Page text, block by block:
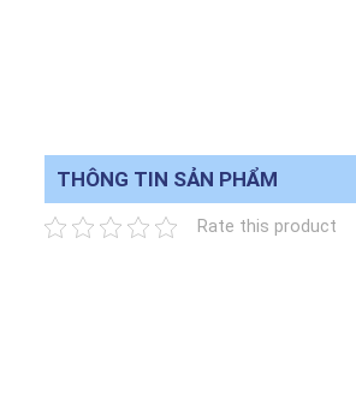
THÔNG TIN SẢN PHẨM
Rate this product